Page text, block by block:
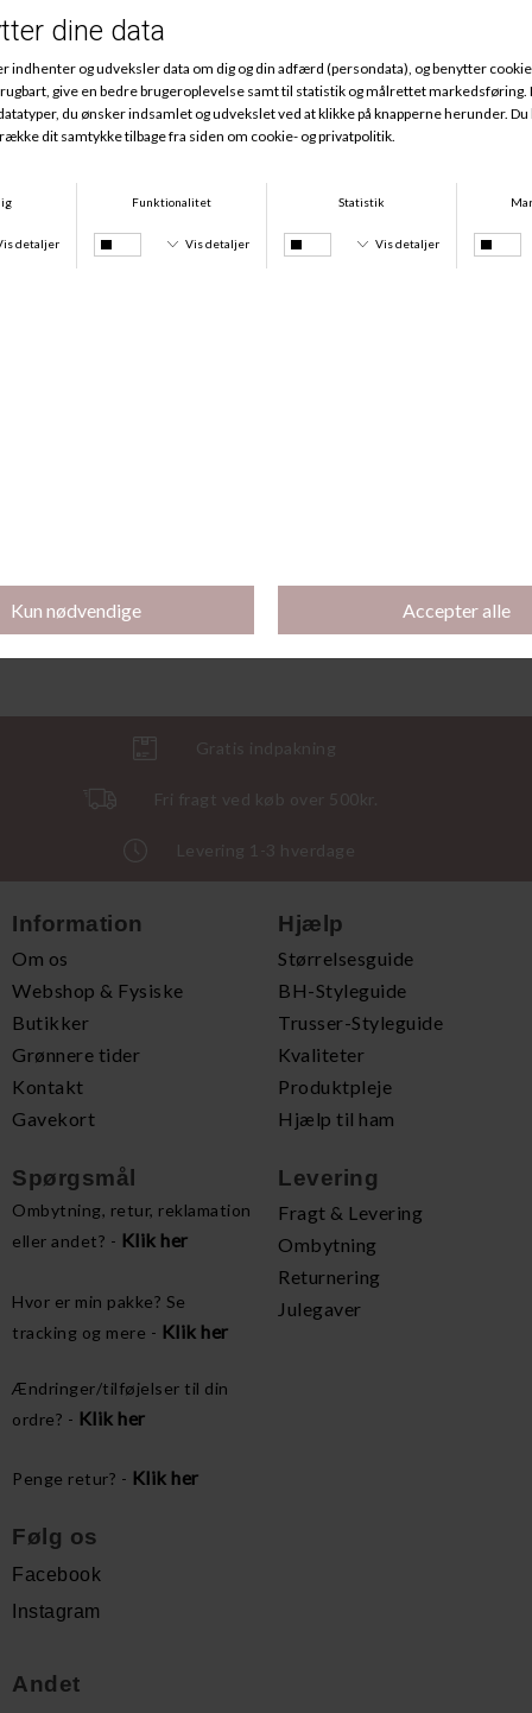
Lunelle 08Den Tights, Black
Lunelle 08Den Tights, Sun
DKK 199,00
Lunelle 08Den Tights, Powder
DKK 199,00
Gratis indpakning
Fri fragt ved køb over 500kr.
Levering 1-3 hverdage
Information
Om os
Webshop & Fysiske
Butikker
Grønnere tider
Kontakt
Gavekort
Hjælp
Størrelsesguide
BH-Styleguide
Trusser-Styleguide
Kvaliteter
Produktpleje
Hjælp til ham
Spørgsmål
Ombytning, retur, reklamation
eller andet? - Klik her
Hvor er min pakke? Se
tracking og mere - Klik her
Ændringer/tilføjelser til din
ordre? - Klik her
Penge retur? - Klik her
Levering
Fragt & Levering
Ombytning
Returnering
Julegaver
Følg os
Facebook
Instagram
Andet